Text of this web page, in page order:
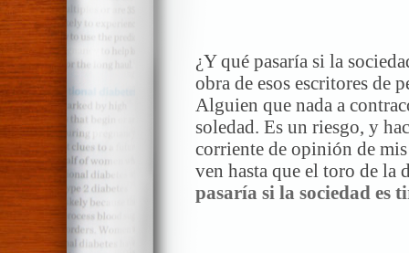
¿Y qué pasaría si la
obra de esos escritores de
Alguien que nada a
soledad. Es un riesgo, y
corriente de opinión de
ven hasta que el toro de
pasaría si la sociedad es